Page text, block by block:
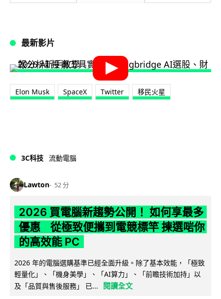
最新影片
Elon Musk SpaceX Twitter 移民火星
3C科技 流動電腦
Lawton 52 分
2026 買電腦新趨勢公開！ 如何享最多
優惠 從極致便攜到電競標竿 揀選啱你
的高效能 PC
2026 年的電腦選購基準已經全面升級。除了基本效能，「極致
輕量化」、「機身美學」、「AI算力」、「前瞻技術加持」以
及「品質與售後服務」 已...
閱讀全文